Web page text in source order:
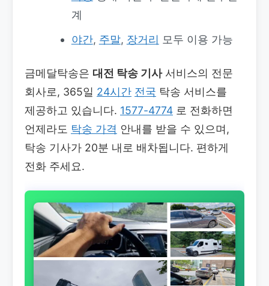
계
야간, 주말, 장거리 모두 이용 가능
금메달탁송은 대전 탁송 기사서비스의 전문
회사로, 365일 24시간 전국 탁송 서비스를
제공하고 있습니다. 1577-4774 로 전화하면
언제라도 탁송 가격 안내를 받을 수 있으며,
탁송 기사가 20분 내로 배차됩니다. 편하게
전화 주세요.